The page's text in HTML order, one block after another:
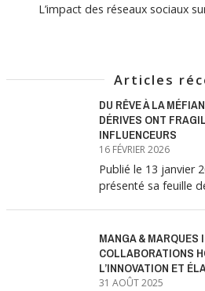
L’impact des réseaux sociaux
Articles
DU RÊVE À LA
DÉRIVES ONT
INFLUENCEURS
16 FÉVRIER 2026
Publié le 13 janvier
présenté sa feuille
MANGA & MARQUES
COLLABORATIONS
L’INNOVATION ET
31 AOÛT 2025